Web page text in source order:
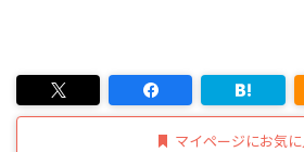
マイページにお気に